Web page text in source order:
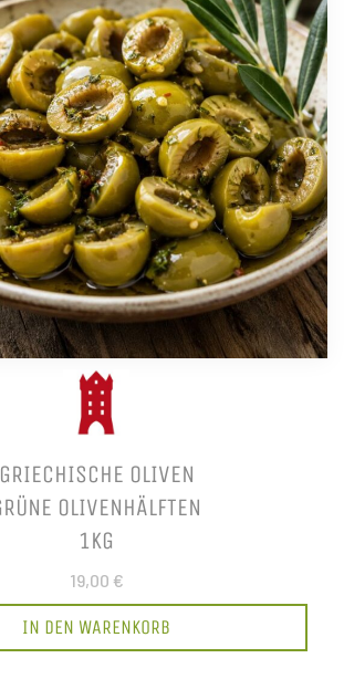
GRIECHISCHE OLIVEN
OLIVENHÄLFTEN
1KG
19,00 €
IN DEN WARENKORB